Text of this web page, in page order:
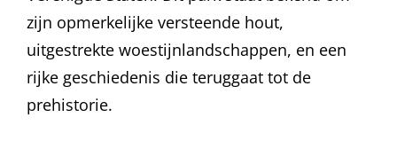
zijn opmerkelijke versteende hout,
uitgestrekte woestijnlandschappen, en een
rijke geschiedenis die teruggaat tot de
prehistorie.